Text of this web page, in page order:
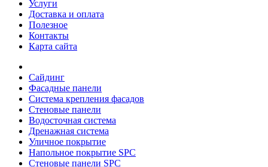
Услуги
Доставка и оплата
Полезное
Контакты
Карта сайта
Сайдинг
Фасадные панели
Система крепления фасадов
Стеновые панели
Водосточная система
Дренажная система
Уличное покрытие
Напольное покрытие SPC
Стеновые панели SPC